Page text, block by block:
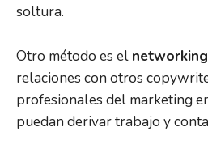
soltura.
Otro método es el networking
relaciones con otros
profesionales del marketing
puedan derivar trabajo y